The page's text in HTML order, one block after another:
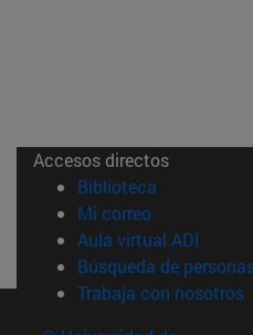
Accesos directos
Biblioteca (abre en
Mi correo(abre en
Aula virtual ADI
Búsqueda de
Trabaja con nosotros